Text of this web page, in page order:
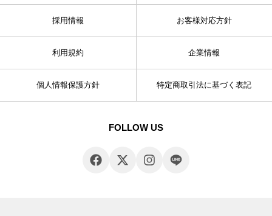
採用情報 お客様対応方針
利用規約 企業情報
個人情報保護方針 特定商取引法に基づく表記
FOLLOW US